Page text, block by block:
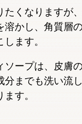
たくなりますが
溶かし、角質層
ます。
ソープは、皮膚
分までも洗い流
す。